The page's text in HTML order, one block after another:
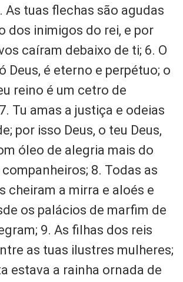
As tuas flechas são agudas
dos inimigos do rei, e por
caíram debaixo de ti; 6. O
Deus, é eterno e perpétuo; o
reino é um cetro de
Tu amas a justiça e odeias
por isso Deus, o teu Deus,
óleo de alegria mais do
8. Todas as
cheiram a mirra e aloés e
os palácios de marfim de
9. As filhas dos reis
as tuas ilustres mulheres;
estava a rainha ornada de